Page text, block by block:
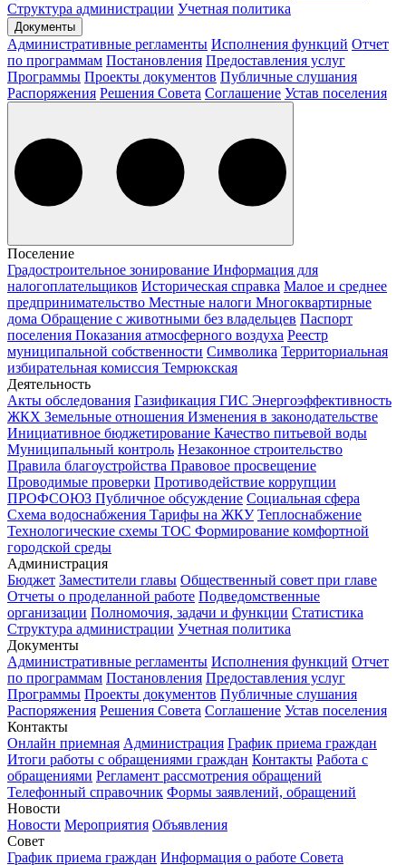
Структура администрации Учетная политика
Документы
Административные регламенты Исполнения функций Отчет
по программам Постановления Предоставления услуг
Программы Проекты документов Публичные слушания
Распоряжения Решения Совета Соглашение Устав поселения
Поселение
Градостроительное зонирование Информация для
налогоплательщиков Историческая справка Малое и среднее
предпринимательство Местные налоги Многоквартирные
дома Обращение с животными без владельцев Паспорт
поселения Показания атмосферного воздуха Реестр
муниципальной собственности Символика Территориальная
избирательная комиссия Темрюкская
Деятельность
Акты обследования Газификация ГИС Энергоэффективность
ЖКХ Земельные отношения Изменения в законодательстве
Инициативное бюджетирование Качество питьевой воды
Муниципальный контроль Незаконное строительство
Правила благоустройства Правовое просвещение
Проводимые проверки Противодействие коррупции
ПРОФСОЮЗ Публичное обсуждение Социальная сфера
Схема водоснабжения Тарифы на ЖКУ Теплоснабжение
Технологические схемы ТОС Формирование комфортной
городской среды
Администрация
Бюджет Заместители главы Общественный совет при главе
Отчеты о проделанной работе Подведомственные
организации Полномочия, задачи и функции Статистика
Структура администрации Учетная политика
Документы
Административные регламенты Исполнения функций Отчет
по программам Постановления Предоставления услуг
Программы Проекты документов Публичные слушания
Распоряжения Решения Совета Соглашение Устав поселения
Контакты
Онлайн приемная Администрация График приема граждан
Итоги работы с обращениями граждан Контакты Работа с
обращениями Регламент рассмотрения обращений
Телефонный справочник Формы заявлений, обращений
Новости
Новости Мероприятия Объявления
Совет
График приема граждан Информация о работе Совета